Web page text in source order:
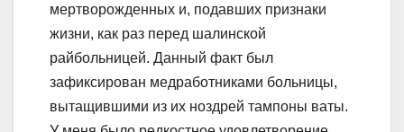
мертворожденных и, подавших признаки
жизни, как раз перед шалинской
райбольницей. Данный факт был
зафиксирован медработниками больницы,
вытащившими из их ноздрей тампоны ваты.